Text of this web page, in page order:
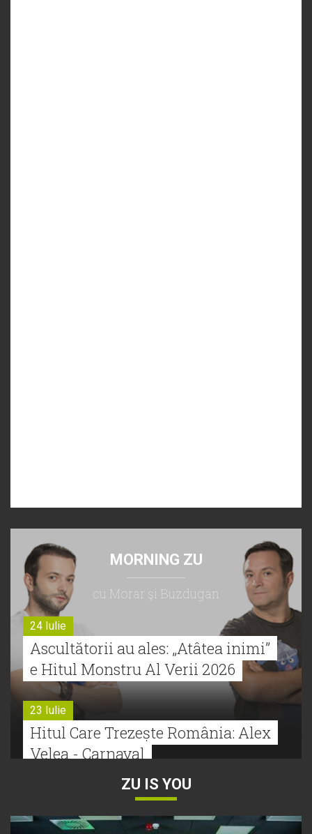
MORNING ZU
cu Morar şi Buzdugan
24 Iulie
Ascultătorii au ales: „Atâtea inimi”
e Hitul Monstru Al Verii 2026
23 Iulie
Hitul Care Trezește România: Alex
Velea - Carnaval
Bătălie strânsă la Hitul Monstru Al
ZU IS YOU